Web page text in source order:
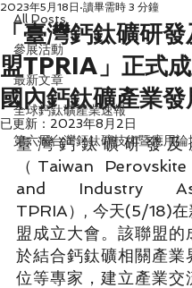
All Posts
參展活動
最新文章
全球鈣鈦礦產業速報
第六屆台灣鈣鈦礦技術暨應用論
「臺灣鈣鈦礦研
盟TPRIA」正式
國內鈣鈦礦產業發
2023年5月18日 讀畢需時 3 分鐘
已更新： 2023年8月2日
臺灣鈣鈦礦研發及
（Taiwan
and Industry
TPRIA）, 今天(5/18)在
盟成立大會。該聯盟的
於結合鈣鈦礦相關產業
位等專家，建立產業交